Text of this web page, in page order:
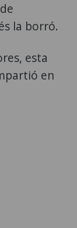
la borró.
esta
en